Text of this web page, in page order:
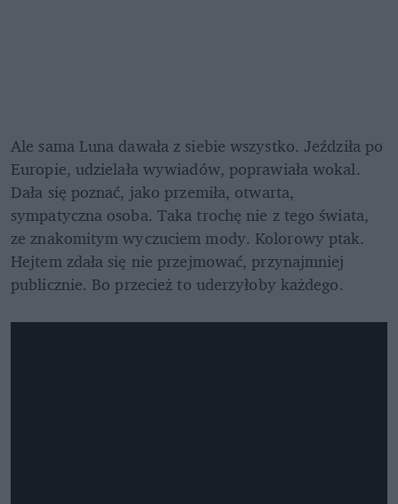
Ale sama Luna dawała z siebie wszystko. Jeździła po
Europie, udzielała wywiadów, poprawiała wokal.
Dała się poznać, jako przemiła, otwarta,
sympatyczna osoba. Taka trochę nie z tego świata,
ze znakomitym wyczuciem mody. Kolorowy ptak.
Hejtem zdała się nie przejmować, przynajmniej
publicznie. Bo przecież to uderzyłoby każdego.